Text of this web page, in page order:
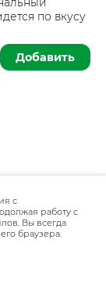
по вкусу
Добавить
с
работу с
Вы всегда
браузера.